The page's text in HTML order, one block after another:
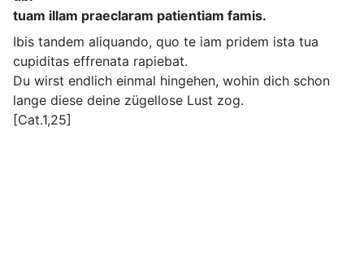
tuam illam praeclaram patientiam famis.
Ibis tandem aliquando, quo te iam pridem ista tua
cupiditas effrenata rapiebat.
Du wirst endlich einmal hingehen, wohin dich schon
lange diese deine zügellose Lust zog.
[Cat.1,25]